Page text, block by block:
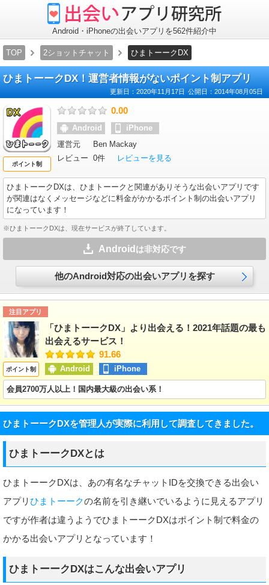
出
い
ア
プ
リ
研
究
Android・iPhoneの出会いアプリを562件紹介中
TOP 2ショットチャット ひまトーークDX
ひまトーークDX！運営者情報がないポイント制アプリ
更新日： 2020年11月17日 公開日： 2014年08月05日
ポイント制
0.00
Android
iPhone
運営元
Ben Mackay
レビュー 0件 レビューを見る
ひまトーークDXは、ひまトーークと関連がありそうな出会いアプリです
が関連はなくメッセージなどに料金がかかるポイント制の出会いアプリ
になっています！
※ひまトーークDXは、現在サービスが終了しています。
Android は非対応です
他のAndroid対応の出会いアプリを探す
注目アプリ
ポイント制
「ひまトーークDX」より出会える！2021年話題の最も
出会えるサービス！
91.66
Android iPhone
会員2700万人以上！国内最大級の出会い系！
ひまトーークDXを管理人が実際に利用して調査してきました。
ひまトーークDXとは
ひまトーークDXは、あの有名なチャットIDを交換できる出会い
アプリ ひまトーークの名前を引き継いでいるように見えるアプリ
ですが作者は違うようでひまトーークDXはポイント制で料金の
かかる出会いアプリとなっています！
ひまトーークDXはこんな出会いアプリ